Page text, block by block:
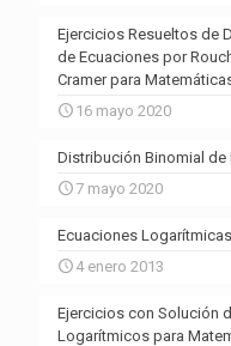
Ejercicios Resueltos de
de Ecuaciones por
Cramer para
16 mayo 2020
Distribución Binomial de
7 mayo 2020
Ecuaciones
4 enero 2013
Ejercicios con Solución
Logarítmicos para